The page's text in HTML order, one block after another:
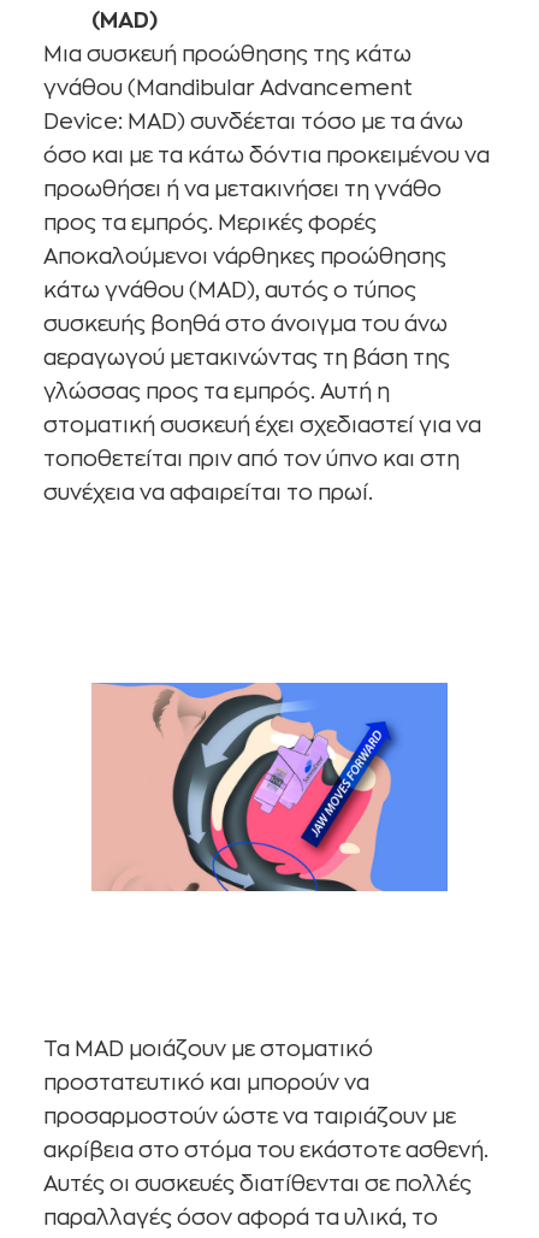
(MAD)
Μια συσκευή προώθησης της κάτω
γνάθου (Mandibular Advancement
Device: MAD) συνδέεται τόσο με τα άνω
όσο και με τα κάτω δόντια προκειμένου να
προωθήσει ή να μετακινήσει τη γνάθο
προς τα εμπρός. Μερικές φορές
Αποκαλούμενοι νάρθηκες προώθησης
κάτω γνάθου (MAD), αυτός ο τύπος
συσκευής βοηθά στο άνοιγμα του άνω
αεραγωγού μετακινώντας τη βάση της
γλώσσας προς τα εμπρός. Αυτή η
στοματική συσκευή έχει σχεδιαστεί για να
τοποθετείται πριν από τον ύπνο και στη
συνέχεια να αφαιρείται το πρωί.
Τα MAD μοιάζουν με στοματικό
προστατευτικό και μπορούν να
προσαρμοστούν ώστε να ταιριάζουν με
ακρίβεια στο στόμα του εκάστοτε ασθενή.
Αυτές οι συσκευές διατίθενται σε πολλές
παραλλαγές όσον αφορά τα υλικά, το